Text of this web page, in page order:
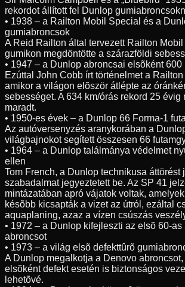
rekordot állított fel Dunlop
• 1938 – a Railton Mobil Special és a
gumiabroncsok
A Reid Railton által tervezett Railton
gumikon megdöntötte a szárazföldi
• 1947 – a Dunlop abroncsai elsõként 600
Ezúttal John Cobb írt történelmet a
amikor a világon elõször átlépte az
sebességet. A 634 km/órás rekord 25 évig
maradt.
• 1950-es évek – a Dunlop 66 Forma-1
Az autóversenyzés aranykorában a
világbajnokot segített összesen 66
• 1964 – a Dunlop találmánya védelmet
ellen
Tom French, a Dunlop technikusa áttörést
szabadalmat jegyeztetett be. Az SP 41
mintázatában apró vájatok voltak, amelyek
késõbb kicsapták a vizet az útról, ezáltal
aquaplaning, azaz a vízen csúszás
• 1972 – a Dunlop kifejleszti az elsõ 60-
abroncsot
• 1973 – a világ elsõ defekttûrõ
A Dunlop megalkotja a Denovo
elsõként defekt esetén is biztonságos
lehetõvé.